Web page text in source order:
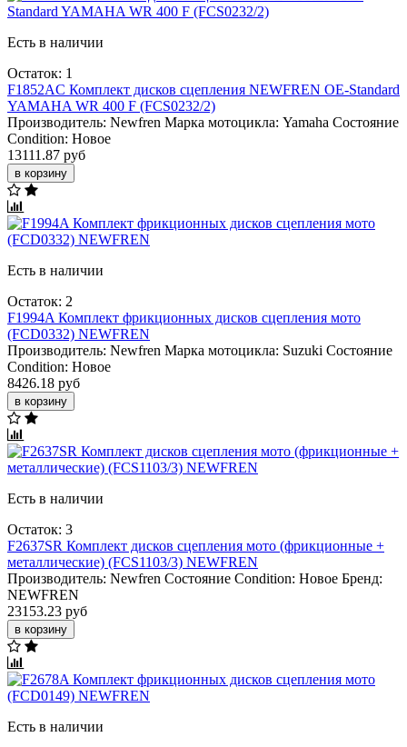
Есть в наличии
Остаток: 1
F1852AC Комплект дисков сцепления NEWFREN OE-Standard
YAMAHA WR 400 F (FCS0232/2)
Производитель: Newfren Марка мотоцикла: Yamaha Состояние
Condition: Новое
13111.87 руб
в корзину
Есть в наличии
Остаток: 2
F1994A Комплект фрикционных дисков сцепления мото
(FCD0332) NEWFREN
Производитель: Newfren Марка мотоцикла: Suzuki Состояние
Condition: Новое
8426.18 руб
в корзину
Есть в наличии
Остаток: 3
F2637SR Комплект дисков сцепления мото (фрикционные +
металлические) (FCS1103/3) NEWFREN
Производитель: Newfren Состояние Condition: Новое Бренд:
NEWFREN
23153.23 руб
в корзину
Есть в наличии